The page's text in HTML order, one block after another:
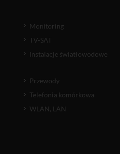
Monitoring
TV-SAT
Instalacje światłowodowe
Przewody
Telefonia komórkowa
WLAN, LAN